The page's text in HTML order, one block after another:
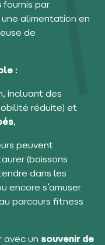
fournis par
alimentation en
de
:
incluant des
réduite) et
,
peuvent
(boissons
dans les
encore s’amuser
parcours fitness
avec un souvenir de